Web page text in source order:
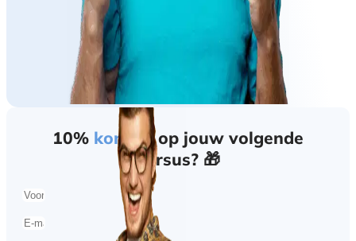
10% kortingop jouw volgende
cursus? 🎁